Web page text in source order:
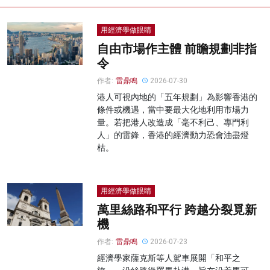
用經濟學做眼睛
自由市場作主體 前瞻規劃非指
令
作者: 雷鼎鳴 2026-07-30
港人可視內地的「五年規劃」為影響香港的
條件或機遇，當中要最大化地利用市場力
量。若把港人改造成「毫不利己、專門利
人」的雷鋒，香港的經濟動力恐會油盡燈
枯。
用經濟學做眼睛
萬里絲路和平行 跨越分裂覓新
機
作者: 雷鼎鳴 2026-07-23
經濟學家薩克斯等人駕車展開「和平之